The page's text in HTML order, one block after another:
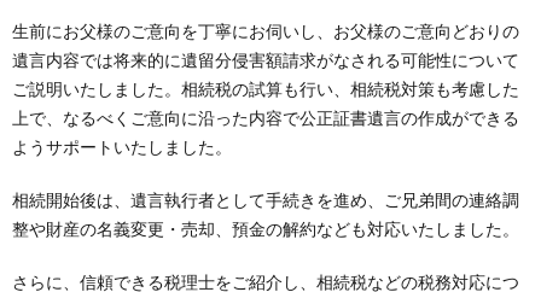
生前にお父様のご意向を丁寧にお伺いし、お父様のご意向どおりの
遺言内容では将来的に遺留分侵害額請求がなされる可能性について
ご説明いたしました。相続税の試算も行い、相続税対策も考慮した
上で、なるべくご意向に沿った内容で公正証書遺言の作成ができる
ようサポートいたしました。
相続開始後は、遺言執行者として手続きを進め、ご兄弟間の連絡調
整や財産の名義変更・売却、預金の解約なども対応いたしました。
さらに、信頼できる税理士をご紹介し、相続税などの税務対応につ